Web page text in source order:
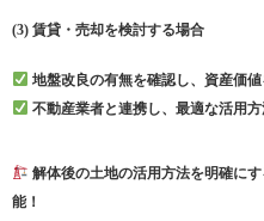
(3) 賃貸・売却を検討する場合
地盤改良の有無を確認し、資産価
不動産業者と連携し、最適な活用
解体後の土地の活用方法を明確に
能！